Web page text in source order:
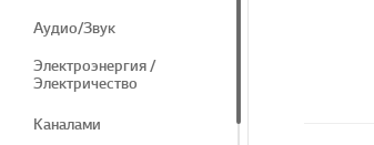
Аудио/Звук
Электроэнергия /
Электричество
Каналами